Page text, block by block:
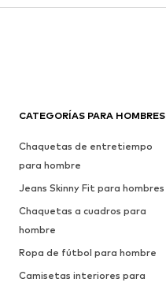
CATEGORÍAS PARA HOMBRES
Chaquetas de entretiempo
para hombre
Jeans Skinny Fit para hombres
Chaquetas a cuadros para
hombre
Ropa de fútbol para hombre
Camisetas interiores para